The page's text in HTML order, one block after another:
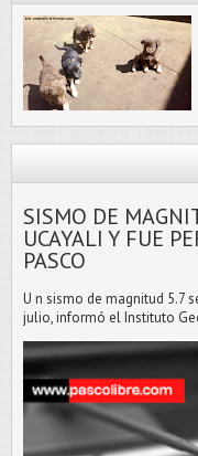
SISMO DE
UCAYALI Y FUE
PASCO
U n sismo de magnitud 5.7
julio, informó el Instituto